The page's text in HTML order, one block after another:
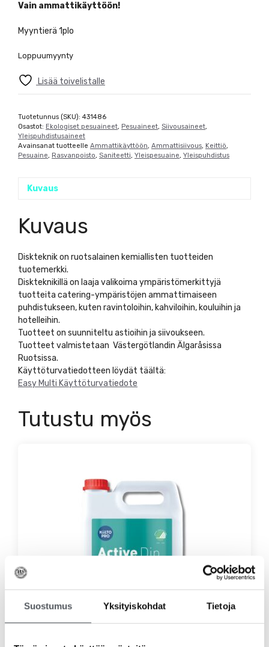
Suostumus Yksityiskohdat Tietoja
Vain ammattikäyttöön!
Myyntierä 1plo
Loppuumyynty
Lisää toivelistalle
Tuotetunnus (SKU): 431486
Osastot: Ekologiset pesuaineet, Pesuaineet, Siivousaineet,
Yleispuhdistusaineet
Avainsanat tuotteelle Ammattikäyttöön, Ammattisiivous, Keittiö,
Pesuaine, Rasvanpoisto, Saniteetti, Yleispesuaine, Yleispuhdistus
Kuvaus
Kuvaus
Diskteknik on ruotsalainen kemiallisten tuotteiden
tuotemerkki.
Diskteknikillä on laaja valikoima ympäristömerkittyjä
tuotteita catering-ympäristöjen ammattimaiseen
puhdistukseen, kuten ravintoloihin, kahviloihin, kouluihin ja
hotelleihin.
Tuotteet on suunniteltu astioihin ja siivoukseen.
Tuotteet valmistetaan Västergötlandin Älgaråsissa
Ruotsissa.
Käyttöturvatiedotteen löydät täältä:
Easy Multi Käyttöturvatiedote
Tutustu myös
Kiilto Active Dip